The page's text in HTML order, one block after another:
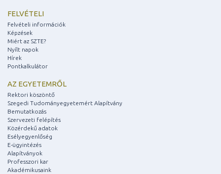
FELVÉTELI
Felvételi információk
Képzések
Miért az SZTE?
Nyílt napok
Hírek
Pontkalkulátor
AZ EGYETEMRŐL
Rektori köszöntő
Szegedi Tudományegyetemért Alapítvány
Bemutatkozás
Szervezeti felépítés
Közérdekű adatok
Esélyegyenlőség
E-ügyintézés
Alapítványok
Professzori kar
Akadémikusaink